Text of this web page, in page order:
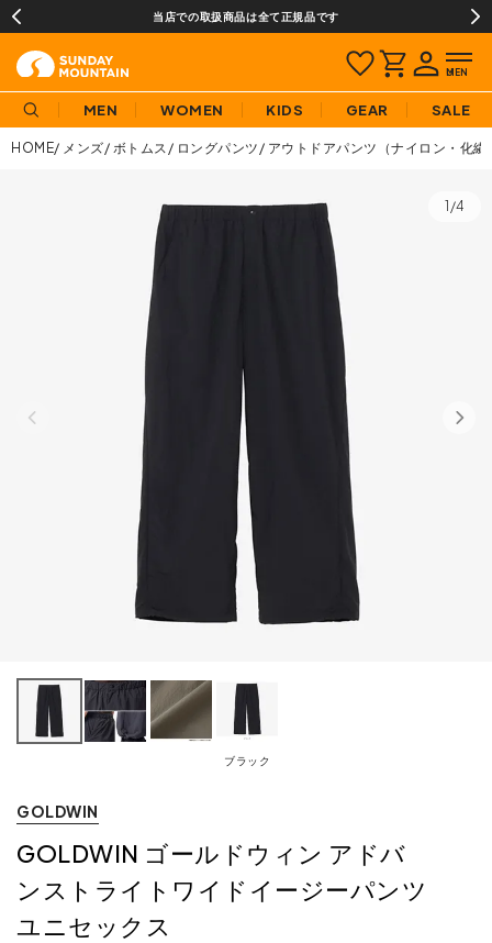
当店での取扱商品は全て正規品です
MEN WOMEN KIDS GEAR SALE
HOME メンズ ボトムス ロングパンツ アウトドアパンツ（ナイロン・化繊
1/4
ブラック
GOLDWIN
GOLDWIN ゴールドウィン アドバ
ンストライトワイドイージーパンツ
ユニセックス